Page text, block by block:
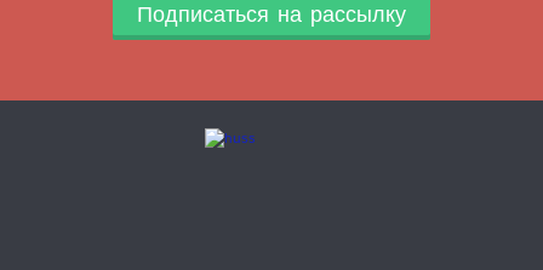
Подписаться на рассылку